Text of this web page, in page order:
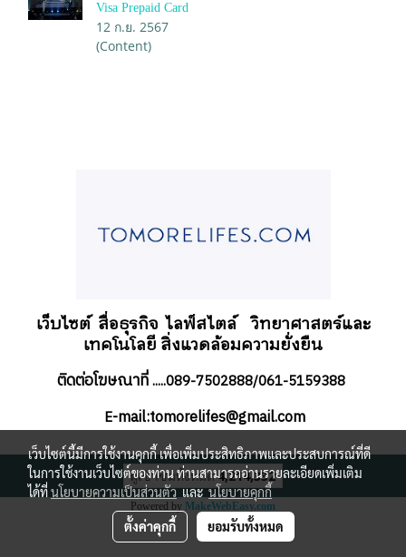
Visa Prepaid Card
12 ก.ย. 2567
(Content)
เว็บไซต์ สื่อธุรกิจไลฟ์สไตล์ วิทยาศาสตร์และ
เทคโนโลยี สิ่งแวดล้อมความยั่งยืน
ติดต่อโฆษณาที่.....089-7502888/061-5159388
E-mail:tomorelifes@gmail.com
ผู้เข้าชมทั้งหมด4,214,332
Powered by MakeWebEasy.com
เว็บไซต์นี้มีการใช้งานคุกกี้ เพื่อเพิ่มประสิทธิภาพและประสบการณ์ที่ดี
ในการใช้งานเว็บไซต์ของท่าน ท่านสามารถอ่านรายละเอียดเพิ่มเติม
ได้ที่นโยบายความเป็นส่วนตัวและนโยบายคุกกี้
ตั้งค่าคุกกี้ ยอมรับทั้งหมด